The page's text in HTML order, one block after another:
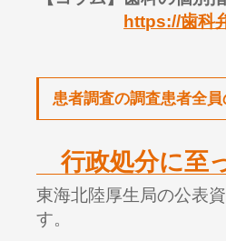
https://歯科
患者調査の調査患者全
行政処分に至
東海北陸厚生局の公表
す。